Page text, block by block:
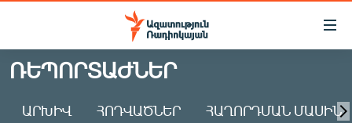
Մատչելիության
Անցնել
հիմնական
Անցնել
ԱԶԱՏՈՒԹՅՈՒՆ TV
ՀԱՅԱՍՏԱՆ
ՌԵՊՈՐՏԱԺՆԵՐ
ԱՐԽԻՎ ՀՈԴՎԱԾՆԵՐ ՀԱՂՈՐԴՄԱՆ ՄԱՍԻՆ